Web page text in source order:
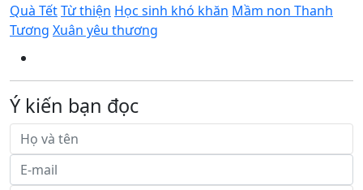
Quà TếtTừ thiện Học sinh khó khăn Mầm non Thanh
Tương Xuân yêu thương
Ý kiến bạn đọc